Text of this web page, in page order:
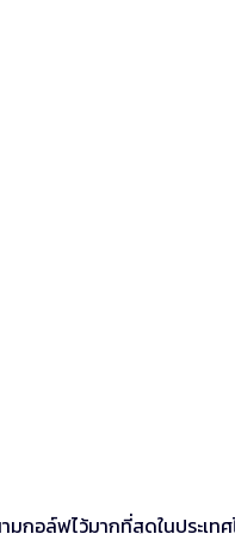
กอล์ฟไว้มากที่สุดในประเท